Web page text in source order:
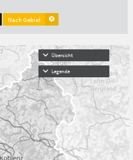
Nach Gebiet
Übersicht
Legende